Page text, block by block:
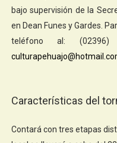
bajo supervisión de la
en Dean Funes y Gardes.
teléfono al:
Características del
Contará con tres etapas